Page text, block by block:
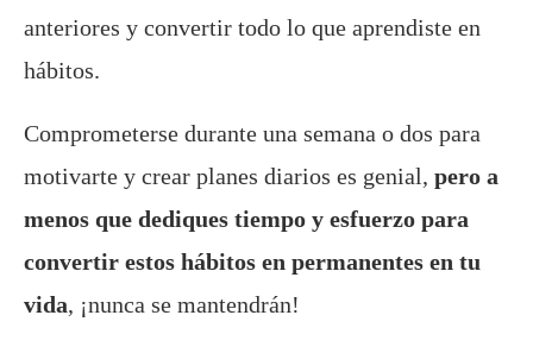
anteriores y convertir todo lo que aprendiste en
hábitos.
Comprometerse durante una semana o dos para
motivarte y crear planes diarios es genial, pero a
menos que dediques tiempo y esfuerzo para
convertir estos hábitos en permanentes en tu
vida, ¡nunca se mantendrán!